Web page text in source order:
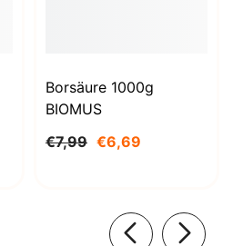
Borsäure 1000g
BIOMUS
€7,99 €6,69